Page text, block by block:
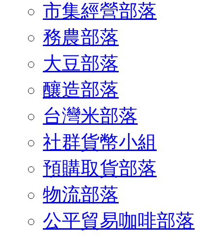
市集經營部落
務農部落
大豆部落
釀造部落
台灣米部落
社群貨幣小組
預購取貨部落
物流部落
公平貿易咖啡部落